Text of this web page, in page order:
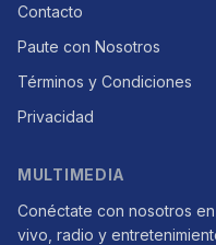
Contacto
Paute con Nosotros
Términos y Condiciones
Privacidad
MULTIMEDIA
Conéctate con nosotros
vivo, radio y